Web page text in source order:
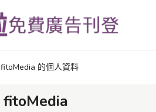
fitoMedia 的個人資料
fitoMedia